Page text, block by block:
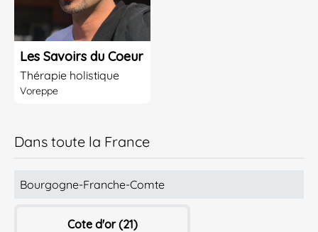
Les Savoirs du Coeur
Thérapie holistique
Voreppe
Dans toute la France
Bourgogne-Franche-Comte
Cote d'or (21)